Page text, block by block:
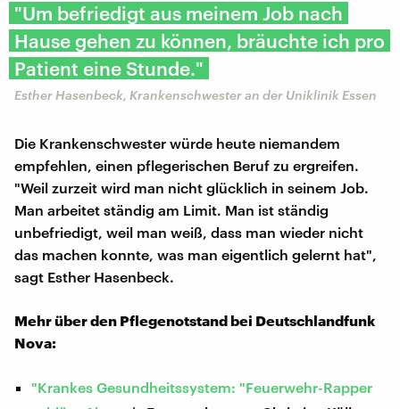
"Um befriedigt aus meinem Job nach
Hause gehen zu können, bräuchte ich pro
Patient eine Stunde."
Esther Hasenbeck, Krankenschwester an der Uniklinik Essen
Die Krankenschwester würde heute niemandem
empfehlen, einen pflegerischen Beruf zu ergreifen.
"Weil zurzeit wird man nicht glücklich in seinem Job.
Man arbeitet ständig am Limit. Man ist ständig
unbefriedigt, weil man weiß, dass man wieder nicht
das machen konnte, was man eigentlich gelernt hat",
sagt Esther Hasenbeck.
Mehr über den Pflegenotstand bei Deutschlandfunk
Nova:
"Krankes Gesundheitssystem: "Feuerwehr-Rapper